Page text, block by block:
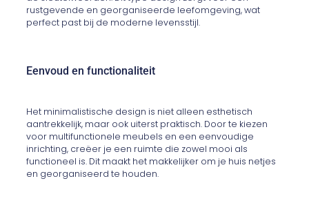
rustgevende en georganiseerde leefomgeving, wat
perfect past bij de moderne levensstijl.
Eenvoud en functionaliteit
Het minimalistische design is niet alleen esthetisch
aantrekkelijk, maar ook uiterst praktisch. Door te kiezen
voor multifunctionele meubels en een eenvoudige
inrichting, creëer je een ruimte die zowel mooi als
functioneel is. Dit maakt het makkelijker om je huis netjes
en georganiseerd te houden.